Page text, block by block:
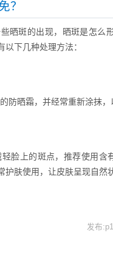
？
晒斑的出现，晒斑是怎么
下几种处理方法：
防晒霜，并经常重新涂抹，
脸上的斑点，推荐使用
肤使用，让皮肤呈现自然
发布